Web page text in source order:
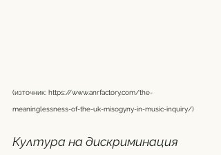
(източник: https://www.anrfactory.com/the-
meaninglessness-of-the-uk-misogyny-in-music-inquiry/)
Култура на дискриминация